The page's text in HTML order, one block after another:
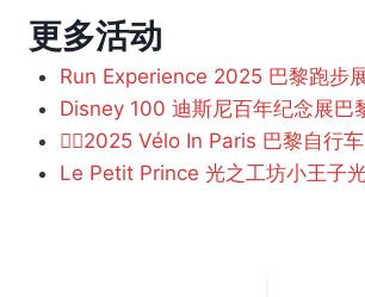
更多活动
Run Experience 2025 巴黎跑步
Disney 100 迪斯尼百年纪念展巴
🚴‍♀️2025 Vélo In Paris 巴黎自行
Le Petit Prince 光之工坊小王子